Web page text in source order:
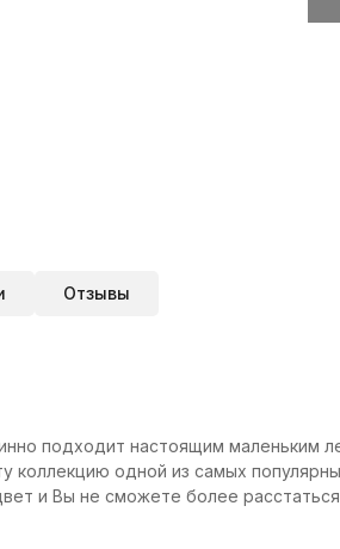
Отзывы
подходит настоящим
коллекцию одной из самых
и Вы не сможете более